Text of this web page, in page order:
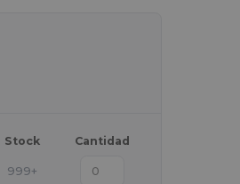
Stock Cantidad
999+